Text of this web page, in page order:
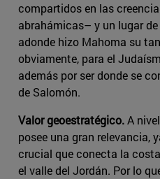
compartidos en las
abrahámicas– y un lugar
adonde hizo Mahoma su
obviamente, para el
además por ser donde se
de Salomón.
Valor geoestratégico.A
posee una gran relevancia,
crucial que conecta la
el valle del Jordán. Por lo